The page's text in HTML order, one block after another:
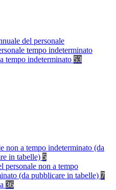
del personale
tempo indeterminato
tempo indeterminato 53
non a tempo indeterminato (da
in tabelle) 5
personale non a tempo
(da pubblicare in tabelle) 7
36